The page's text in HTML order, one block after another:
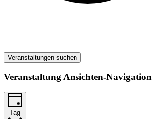
Veranstaltungen suchen
Veranstaltung Ansichten-Navigation
Tag